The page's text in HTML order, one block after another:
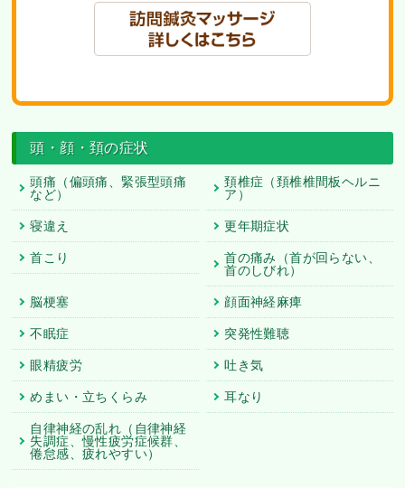
頭・顔・頚の症状
頭痛（偏頭痛、緊張型頭痛
など）
頚椎症（頚椎椎間板ヘルニ
ア）
寝違え 更年期症状
首こり
首の痛み（首が回らない、
首のしびれ）
脳梗塞 顔面神経麻痺
不眠症 突発性難聴
眼精疲労 吐き気
めまい・立ちくらみ 耳なり
自律神経の乱れ（自律神経
失調症、慢性疲労症候群、
倦怠感、疲れやすい）